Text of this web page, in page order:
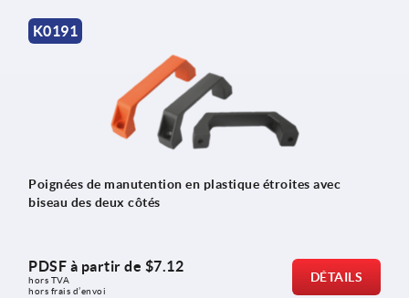
K0191
Poignées de manutention en plastique étroites avec
biseau des deux côtés
PDSF à partir de $7.12
hors TVA
hors frais d’envoi
DÉTAILS